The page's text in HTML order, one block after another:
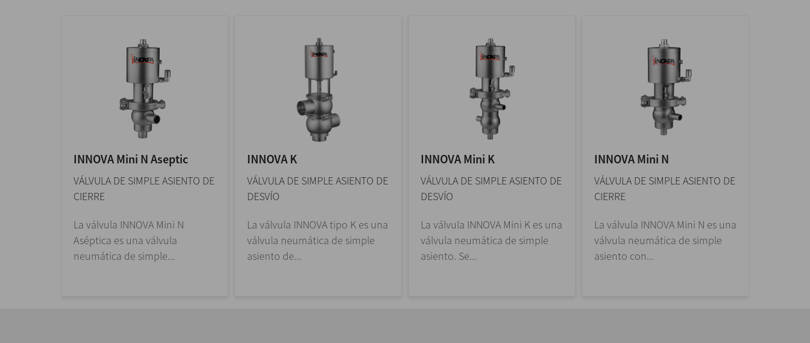
INNOVA Mini N Aseptic
VÁLVULA DE SIMPLE ASIENTO DE
CIERRE
La válvula INNOVA Mini N
Aséptica es una válvula
neumática de simple...
INNOVA K
VÁLVULA DE SIMPLE ASIENTO DE
DESVÍO
La válvula INNOVA tipo K es una
válvula neumática de simple
asiento de...
INNOVA Mini K
VÁLVULA DE SIMPLE ASIENTO DE
DESVÍO
La válvula INNOVA Mini K es una
válvula neumática de simple
asiento. Se...
INNOVA Mini N
VÁLVULA DE SIMPLE ASIENTO DE
CIERRE
La válvula INNOVA Mini N es una
válvula neumática de simple
asiento con...